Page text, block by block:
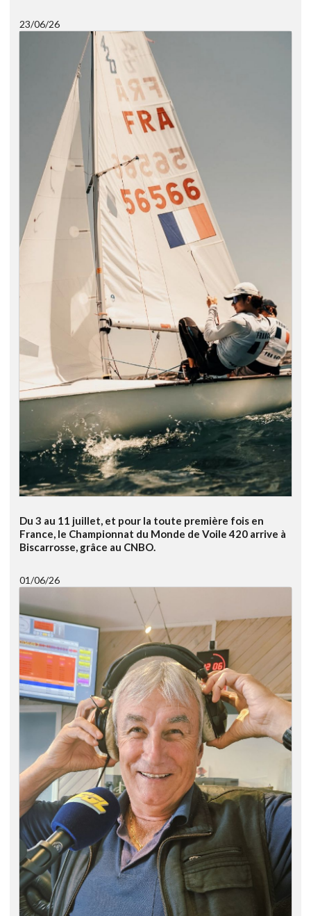
23/06/26
Du 3 au 11 juillet, et pour la toute première fois en
France, le Championnat du Monde de Voile 420 arrive à
Biscarrosse, grâce au CNBO.
01/06/26